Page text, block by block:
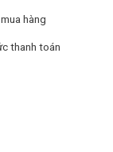
hàng
thanh toán